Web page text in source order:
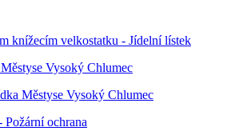
knížecím velkostatku - Jídelní lístek
Vysoký Chlumec
Městyse Vysoký Chlumec
ochrana